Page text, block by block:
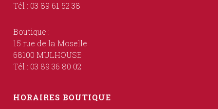
Tél : 03 89 61 52 38
Boutique :
15 rue de la Moselle
68100 MULHOUSE
Tél : 03 89 36 80 02
HORAIRES BOUTIQUE